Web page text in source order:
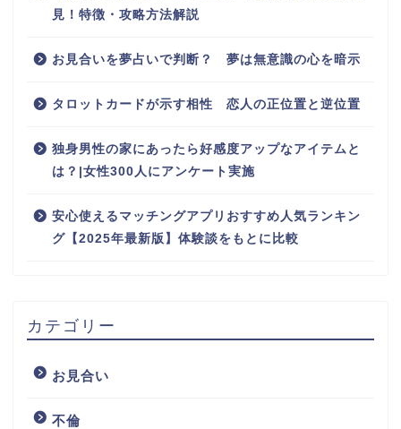
見！特徴・攻略方法解説
お見合いを夢占いで判断？ 夢は無意識の心を暗示
タロットカードが示す相性 恋人の正位置と逆位置
独身男性の家にあったら好感度アップなアイテムと
は？|女性300人にアンケート実施
安心使えるマッチングアプリおすすめ人気ランキン
グ【2025年最新版】体験談をもとに比較
カテゴリー
お見合い
不倫